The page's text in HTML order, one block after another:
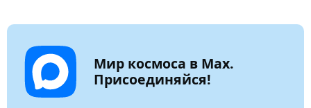
Мир космоса в Max.
Присоединяйся!